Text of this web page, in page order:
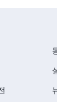
거고, 보복
지 못하셨
적인 모습